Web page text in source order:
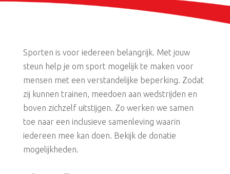
Sporten is voor iedereen belangrijk. Met jouw
steun help je om sport mogelijk te maken voor
mensen met een verstandelijke beperking. Zodat
zij kunnen trainen, meedoen aan wedstrijden en
boven zichzelf uitstijgen. Zo werken we samen
toe naar een inclusieve samenleving waarin
iedereen mee kan doen. Bekijk de donatie
mogelijkheden.